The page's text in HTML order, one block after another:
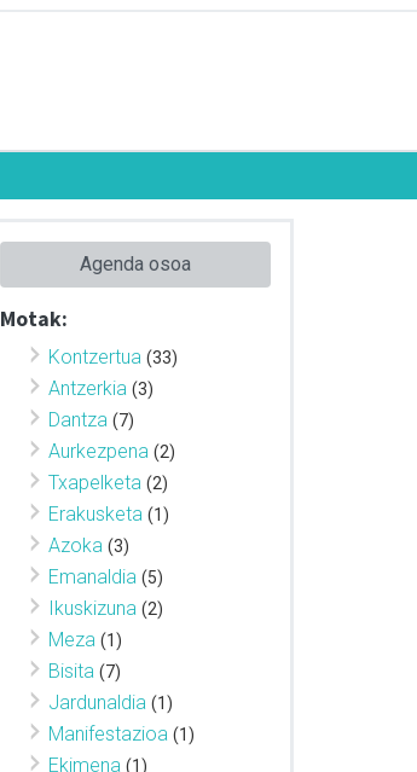
Agenda osoa
Motak:
Kontzertua (33)
Antzerkia (3)
Dantza (7)
Aurkezpena (2)
Txapelketa (2)
Erakusketa (1)
Azoka (3)
Emanaldia (5)
Ikuskizuna (2)
Meza (1)
Bisita (7)
Jardunaldia (1)
Manifestazioa (1)
Ekimena (1)